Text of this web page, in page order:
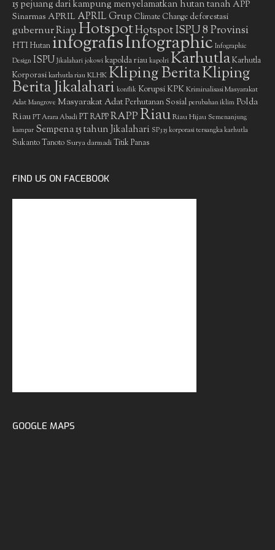
15 pejuang dari kampung menyelamatkan hutan tanah APP
Sinarmas APRIL APRIL Grup Climate Change deforestasi
gubernur RiauHotspotHotspot ISPU 8 Provinsi
HTIHutan infografisInfographic Infographic
Design ISPU Jikalahari jokowi kapolda riau kapolri KarhutlaKarhutla
Korporasikarhutla riauKLHKKliping BeritaKliping
Berita Jikalahari konflik Korupsi KPKKriminalisasi Masyarakat
Adat Mangrove Masyarakat AdatPerhutanan Sosial perubahan iklim Polda
Riau PT Arara Abadi PT RAPPRAPPRiauRiau Hijau Semenanjung
kampar Sempena 15 tahun Jikalahari SP3 15 korporasi tersangka karhutla
Sukanto Tanoto Surya darmadiTitik Panas
FIND US ON FACEBOOK
GOOGLE MAPS